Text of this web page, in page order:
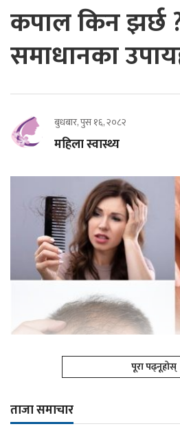
कपाल किन झर्छ
समाधानका
बुधबार, पुस १६, २०८२
महिला स्वास्थ्य
पूरा पढ्नूहोस्
ताजा समाचार